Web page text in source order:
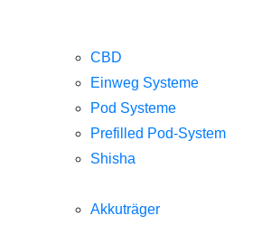
CBD
Einweg Systeme
Pod Systeme
Prefilled Pod-System
Shisha
Akkuträger